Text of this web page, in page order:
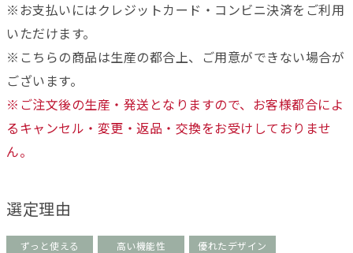
※お支払いにはクレジットカード・コンビニ決済をご利用
いただけます。
※こちらの商品は生産の都合上、ご用意ができない場合が
ございます。
※ご注文後の生産・発送となりますので、お客様都合によ
るキャンセル・変更・返品・交換をお受けしておりませ
ん。
選定理由
ずっと使える 高い機能性 優れたデザイン